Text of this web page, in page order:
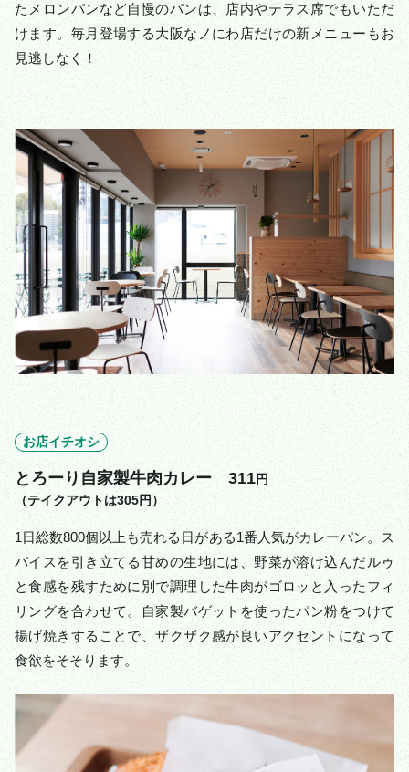
たメロンパンなど自慢のパンは、店内やテラス席でもいただ
けます。毎月登場する大阪なノにわ店だけの新メニューもお
見逃しなく！
お店イチオシ
とろーり自家製牛肉カレー 311円
（テイクアウトは305円）
1日総数800個以上も売れる日がある1番人気がカレーパン。ス
パイスを引き立てる甘めの生地には、野菜が溶け込んだルゥ
と食感を残すために別で調理した牛肉がゴロッと入ったフィ
リングを合わせて。自家製バゲットを使ったパン粉をつけて
揚げ焼きすることで、ザクザク感が良いアクセントになって
食欲をそそります。